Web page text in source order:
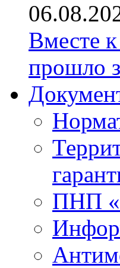
Вместе
прошло
ПНП